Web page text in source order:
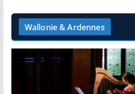
Wallonie & Ardennes